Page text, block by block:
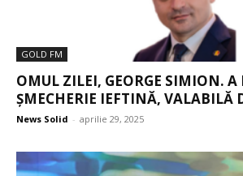
GOLD FM
OMUL ZILEI, GEORGE SIMION. A
ȘMECHERIE IEFTINĂ, VALABILĂ
News Solid - aprilie 29, 2025